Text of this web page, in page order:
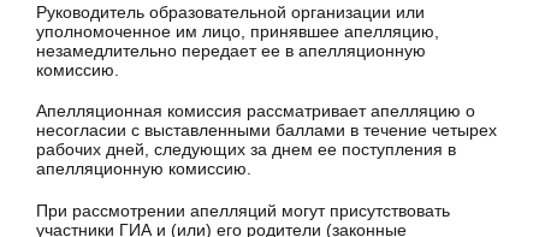
Руководитель образовательной организации или
уполномоченное им лицо, принявшее апелляцию,
незамедлительно передает ее в апелляционную
комиссию.
Апелляционная комиссия рассматривает апелляцию о
несогласии с выставленными баллами в течение четырех
рабочих дней, следующих за днем ее поступления в
апелляционную комиссию.
При рассмотрении апелляций могут присутствовать
участники ГИА и (или) его родители (законные